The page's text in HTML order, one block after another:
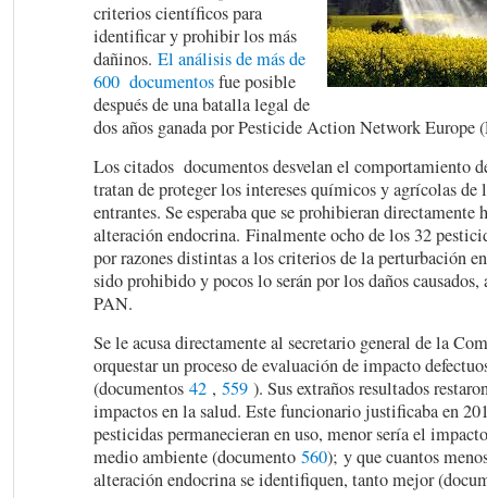
criterios científicos para
identificar y prohibir los más
dañinos. El análisis de más de
600 documentosfue posible
después de una batalla legal de
dos años ganada por Pesticide Action Network Europe
Los citados documentos desvelan el comportamiento
tratan de proteger los intereses químicos y agrícolas de
entrantes. Se esperaba que se prohibieran directamente
alteración endocrina. Finalmente ocho de los 32
por razones distintas a los criterios de la perturbación
sido prohibido y pocos lo serán por los daños causados,
PAN.
Se le acusa directamente al secretario general de la
orquestar un proceso de evaluación de impacto
(documentos 42, 559). Sus extraños resultados
impactos en la salud. Este funcionario justificaba en
pesticidas permanecieran en uso, menor sería el
medio ambiente (documento 560); y que cuantos
alteración endocrina se identifiquen, tanto mejor